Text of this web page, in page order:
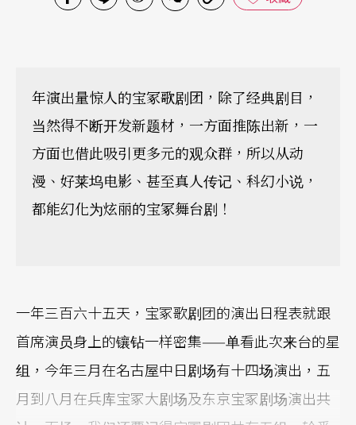
年演出量惊人的宝冢歌剧团，除了经典剧目，
当然得不断开发新题材，一方面推陈出新，一
方面也借此吸引更多元的观众群，所以从动
漫、好莱坞电影、甚至真人传记、科幻小说，
都能幻化为炫丽的宝冢舞台剧！
一年三百六十五天，宝冢歌剧团的演出日程表就跟
首席演员身上的镶钻一样密集——单看此次来台的星
组，今年三月在名古屋中日剧场有十四场演出，五
月到八月在兵库宝冢大剧场及东京宝冢剧场演出共